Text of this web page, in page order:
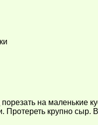
на маленькие
Протереть крупно